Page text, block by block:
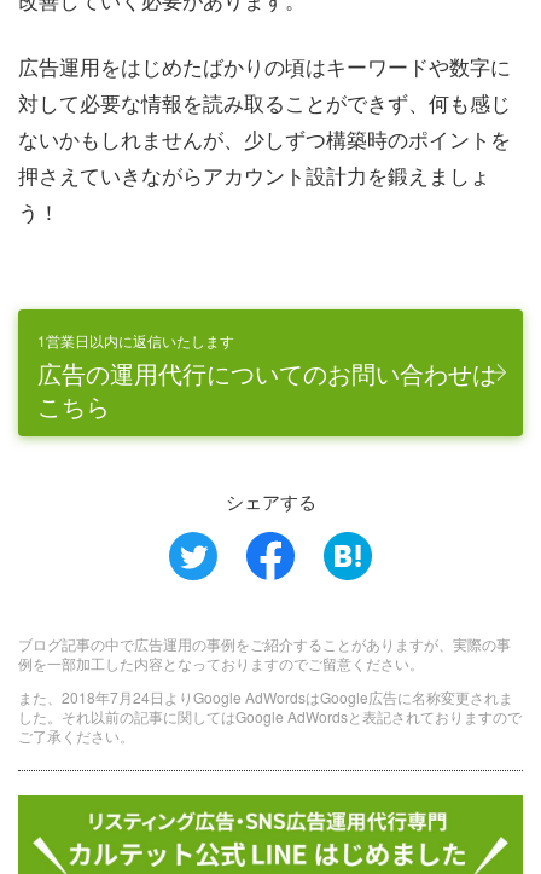
広告運用をはじめたばかりの頃はキーワードや数字に
対して必要な情報を読み取ることができず、何も感じ
ないかもしれませんが、少しずつ構築時のポイントを
押さえていきながらアカウント設計力を鍛えましょ
う！
1営業日以内に返信いたします
広告の運用代行についてのお問い合わせは
こちら
シェアする
ブログ記事の中で広告運用の事例をご紹介することがありますが、実際の事
例を一部加工した内容となっておりますのでご留意ください。
また、2018年7月24日よりGoogle AdWordsはGoogle広告に名称変更されま
した。それ以前の記事に関してはGoogle AdWordsと表記されておりますので
ご了承ください。